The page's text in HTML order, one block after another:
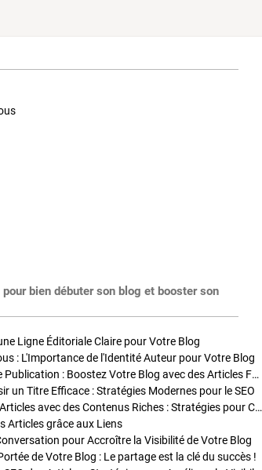
bien débuter son blog et booster son
Ligne Éditoriale Claire pour Votre Blog
: L'Importance de l'Identité Auteur pour Votre Blog
Stratégies de Publication : Boostez Votre Blog avec des Articles Fréquents et Exclusifs
un Titre Efficace : Stratégies Modernes pour le SEO
Enrichir Vos Articles avec des Contenus Riches : Stratégies pour Captiver et Optimiser
Articles grâce aux Liens
pour Accroître la Visibilité de Votre Blog
de Votre Blog : Le partage est la clé du succès !